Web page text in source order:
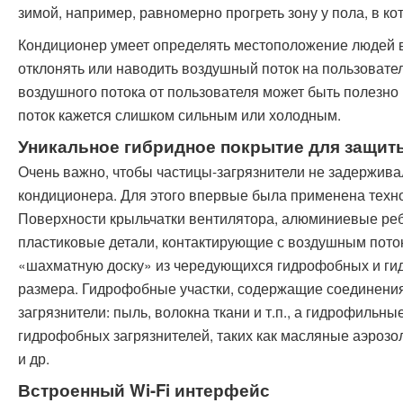
зимой, например, равномерно прогреть зону у пола, в
Кондиционер умеет определять местоположение
отклонять или наводить воздушный поток на
воздушного потока от пользователя может быть
поток кажется слишком сильным или холодным.
Уникальное гибридное покрытие для
Очень важно, чтобы частицы-загрязнители не
кондиционера. Для этого впервые была применена
Поверхности крыльчатки вентилятора, алюминиевые
пластиковые детали, контактирующие с воздушным
«шахматную доску» из чередующихся гидрофобных и
размера. Гидрофобные участки, содержащие
загрязнители: пыль, волокна ткани и т.п., а
гидрофобных загрязнителей, таких как масляные
и др.
Встроенный Wi-Fi интерфейс